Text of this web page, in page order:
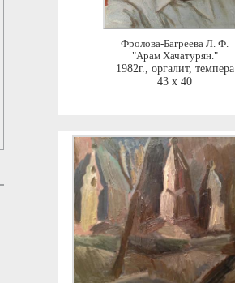
Фролова-Багреева Л. Ф.
"Арам Хачатурян."
1982г., оргалит, темпера
43 x 40